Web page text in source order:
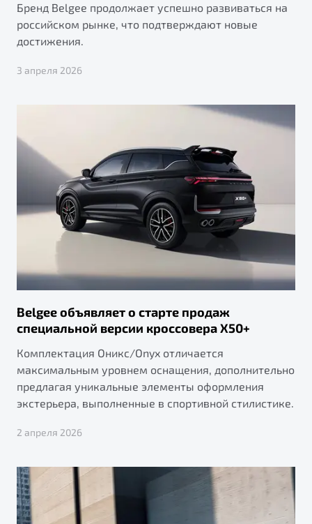
Бренд Belgee продолжает успешно развиваться на
российском рынке, что подтверждают новые
достижения.
3 апреля 2026
Belgee объявляет о старте продаж
специальной версии кроссовера X50+
Комплектация Оникс/Onyx отличается
максимальным уровнем оснащения, дополнительно
предлагая уникальные элементы оформления
экстерьера, выполненные в спортивной стилистике.
2 апреля 2026